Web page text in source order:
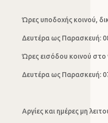
Ώρες υποδοχής κοινού,
Δευτέρα ως Παρασκευή:
Ώρες εισόδου κοινού
Δευτέρα ως Παρασκευή:
Αργίες και ημέρες μη